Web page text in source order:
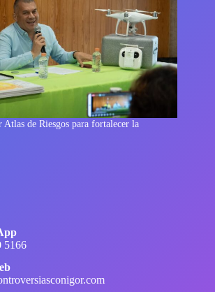
Atlas de Riesgos para fortalecer la
5166